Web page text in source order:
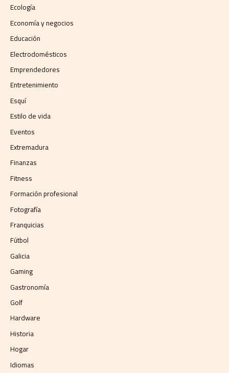
Ecología
Economía y negocios​
Educación
Electrodomésticos
Emprendedores
Entretenimiento
Esquí
Estilo de vida
Eventos
Extremadura
Finanzas
Fitness
Formación profesional
Fotografía
Franquicias
Fútbol
Galicia
Gaming
Gastronomía
Golf
Hardware
Historia
Hogar
Idiomas